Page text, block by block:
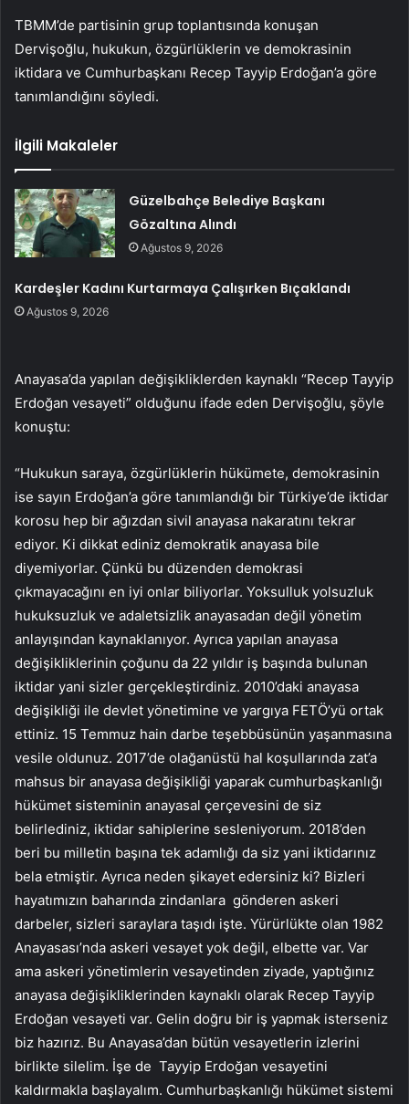
TBMM’de partisinin grup toplantısında konuşan
Dervişoğlu, hukukun, özgürlüklerin ve demokrasinin
iktidara ve Cumhurbaşkanı Recep Tayyip Erdoğan’a göre
tanımlandığını söyledi.
İlgili Makaleler
Güzelbahçe Belediye Başkanı
Gözaltına Alındı
Ağustos 9, 2026
Kardeşler Kadını Kurtarmaya Çalışırken Bıçaklandı
Ağustos 9, 2026
Anayasa’da yapılan değişikliklerden kaynaklı “Recep Tayyip
Erdoğan vesayeti” olduğunu ifade eden Dervişoğlu, şöyle
konuştu:
“Hukukun saraya, özgürlüklerin hükümete, demokrasinin
ise sayın Erdoğan’a göre tanımlandığı bir Türkiye’de iktidar
korosu hep bir ağızdan sivil anayasa nakaratını tekrar
ediyor. Ki dikkat ediniz demokratik anayasa bile
diyemiyorlar. Çünkü bu düzenden demokrasi
çıkmayacağını en iyi onlar biliyorlar. Yoksulluk yolsuzluk
hukuksuzluk ve adaletsizlik anayasadan değil yönetim
anlayışından kaynaklanıyor. Ayrıca yapılan anayasa
değişikliklerinin çoğunu da 22 yıldır iş başında bulunan
iktidar yani sizler gerçekleştirdiniz. 2010’daki anayasa
değişikliği ile devlet yönetimine ve yargıya FETÖ’yü ortak
ettiniz. 15 Temmuz hain darbe teşebbüsünün yaşanmasına
vesile oldunuz. 2017’de olağanüstü hal koşullarında zat’a
mahsus bir anayasa değişikliği yaparak cumhurbaşkanlığı
hükümet sisteminin anayasal çerçevesini de siz
belirlediniz, iktidar sahiplerine sesleniyorum. 2018’den
beri bu milletin başına tek adamlığı da siz yani iktidarınız
bela etmiştir. Ayrıca neden şikayet edersiniz ki? Bizleri
hayatımızın baharında zindanlara gönderen askeri
darbeler, sizleri saraylara taşıdı işte. Yürürlükte olan 1982
Anayasası’nda askeri vesayet yok değil, elbette var. Var
ama askeri yönetimlerin vesayetinden ziyade, yaptığınız
anayasa değişikliklerinden kaynaklı olarak Recep Tayyip
Erdoğan vesayeti var. Gelin doğru bir iş yapmak isterseniz
biz hazırız. Bu Anayasa’dan bütün vesayetlerin izlerini
birlikte silelim. İşe de Tayyip Erdoğan vesayetini
kaldırmakla başlayalım. Cumhurbaşkanlığı hükümet sistemi